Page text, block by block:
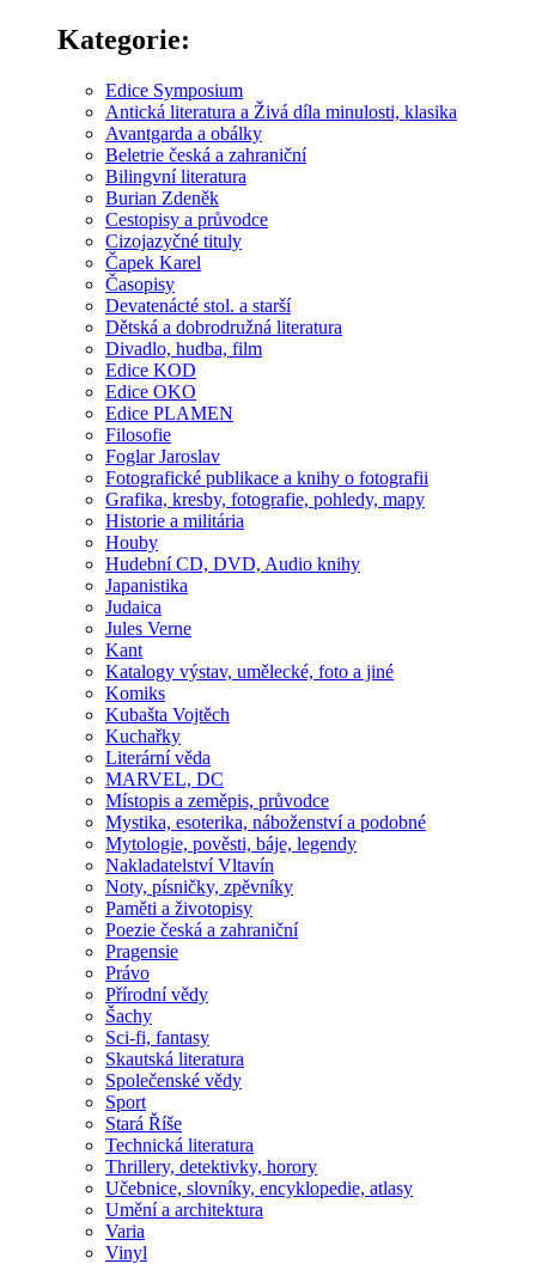
Kategorie:
Edice Symposium
Antická literatura a Živá díla minulosti, klasika
Avantgarda a obálky
Beletrie česká a zahraniční
Bilingvní literatura
Burian Zdeněk
Cestopisy a průvodce
Cizojazyčné tituly
Čapek Karel
Časopisy
Devatenácté stol. a starší
Dětská a dobrodružná literatura
Divadlo, hudba, film
Edice KOD
Edice OKO
Edice PLAMEN
Filosofie
Foglar Jaroslav
Fotografické publikace a knihy o fotografii
Grafika, kresby, fotografie, pohledy, mapy
Historie a militária
Houby
Hudební CD, DVD, Audio knihy
Japanistika
Judaica
Jules Verne
Kant
Katalogy výstav, umělecké, foto a jiné
Komiks
Kubašta Vojtěch
Kuchařky
Literární věda
MARVEL, DC
Místopis a zeměpis, průvodce
Mystika, esoterika, náboženství a podobné
Mytologie, pověsti, báje, legendy
Nakladatelství Vltavín
Noty, písničky, zpěvníky
Paměti a životopisy
Poezie česká a zahraniční
Pragensie
Právo
Přírodní vědy
Šachy
Sci-fi, fantasy
Skautská literatura
Společenské vědy
Sport
Stará Říše
Technická literatura
Thrillery, detektivky, horory
Učebnice, slovníky, encyklopedie, atlasy
Umění a architektura
Varia
Vinyl